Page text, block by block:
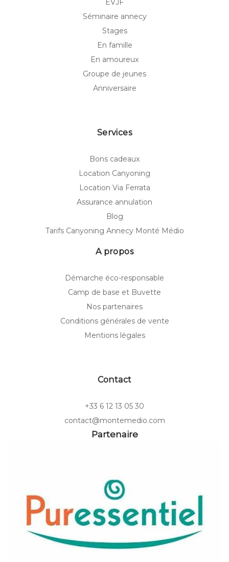
EVJF
Séminaire annecy
Stages
En famille
En amoureux
Groupe de jeunes
Anniversaire
Services
Bons cadeaux
Location Canyoning
Location Via Ferrata
Assurance annulation
Blog
Tarifs Canyoning Annecy Monté Médio
A propos
Démarche éco-responsable
Camp de base et Buvette
Nos partenaires
Conditions générales de vente
Mentions légales
Contact
+33 6 12 13 05 30
contact@montemedio.com
Partenaire